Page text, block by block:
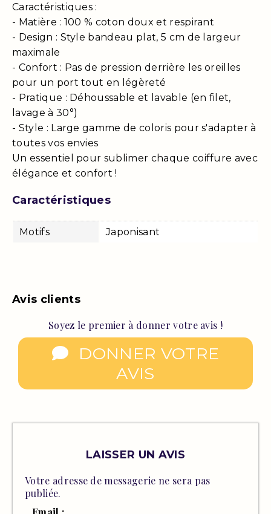
Caractéristiques :
- Matière : 100 % coton doux et respirant
- Design : Style bandeau plat, 5 cm de largeur
maximale
- Confort : Pas de pression derrière les oreilles
pour un port tout en légèreté
- Pratique : Déhoussable et lavable (en filet,
lavage à 30°)
- Style : Large gamme de coloris pour s'adapter à
toutes vos envies
Un essentiel pour sublimer chaque coiffure avec
élégance et confort !
Caractéristiques
Motifs Japonisant
Avis clients
Soyez le premier à donner votre avis !
DONNER VOTRE
AVIS
LAISSER UN AVIS
Votre adresse de messagerie ne sera pas
publiée.